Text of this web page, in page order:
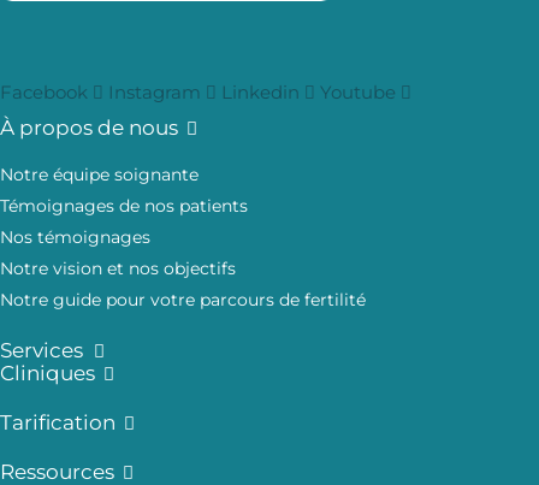
Facebook Instagram Linkedin Youtube
À propos de nous
Notre équipe soignante
Témoignages de nos patients
Nos témoignages
Notre vision et nos objectifs
Notre guide pour votre parcours de fertilité
Services
Cliniques
Tarification
Ressources